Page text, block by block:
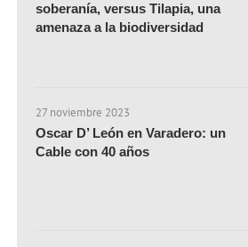
soberanía, versus Tilapia, una
amenaza a la biodiversidad
27 noviembre 2023
Oscar D’ León en Varadero: un
Cable con 40 años